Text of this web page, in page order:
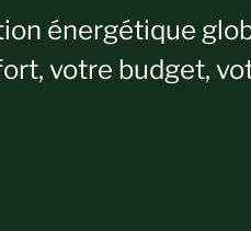
énergétique
votre budget,